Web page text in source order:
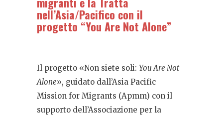
nell’Asia/Pacifico con il
progetto “You Are Not Alone”
Il progetto «Non siete soli: You Are Not
Alone», guidato dall’Asia Pacific
Mission for Migrants (Apmm) con il
supporto dell’Associazione per la